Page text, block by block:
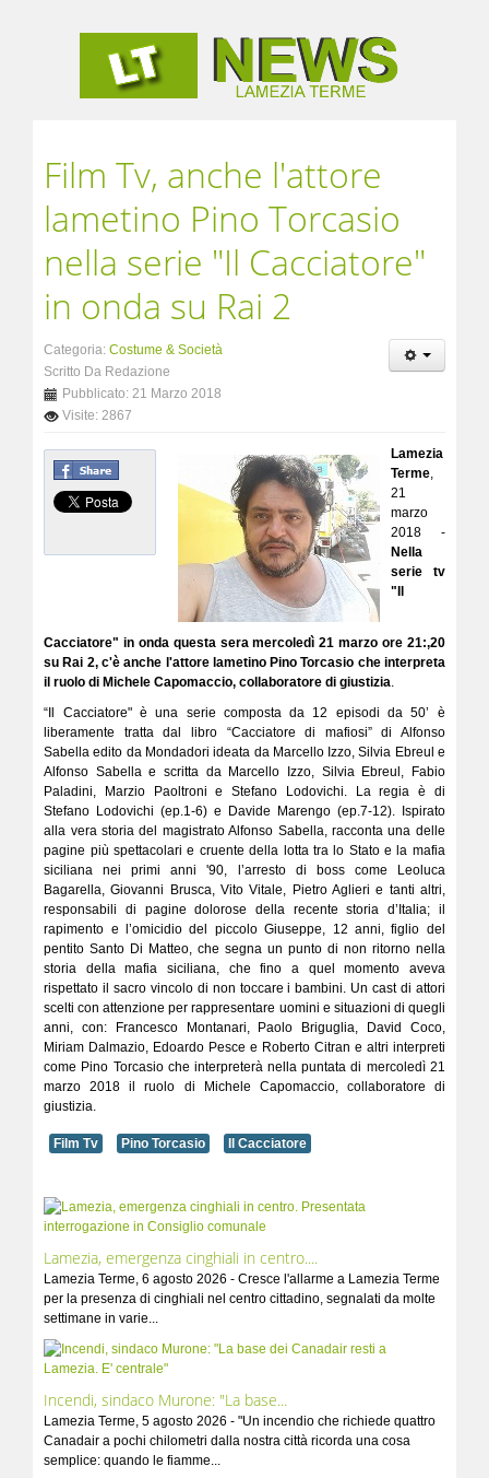
Film Tv, anche l'attore
lametino Pino Torcasio
nella serie "Il Cacciatore"
in onda su Rai 2
Categoria:Costume & Società
Scritto Da Redazione
Pubblicato: 21 Marzo 2018
Visite: 2867
Lamezia
Terme,
21
marzo
2018 -
Nella
serie tv
"Il
Cacciatore" in onda questa sera mercoledì 21 marzo ore 21:,20
su Rai 2, c'è anche l'attore lametino Pino Torcasio che interpreta
il ruolo di Michele Capomaccio, collaboratore di giustizia.
“Il Cacciatore" è una serie composta da 12 episodi da 50’ è
liberamente tratta dal libro “Cacciatore di mafiosi” di Alfonso
Sabella edito da Mondadori ideata da Marcello Izzo, Silvia Ebreul e
Alfonso Sabella e scritta da Marcello Izzo, Silvia Ebreul, Fabio
Paladini, Marzio Paoltroni e Stefano Lodovichi. La regia è di
Stefano Lodovichi (ep.1-6) e Davide Marengo (ep.7-12). Ispirato
alla vera storia del magistrato Alfonso Sabella, racconta una delle
pagine più spettacolari e cruente della lotta tra lo Stato e la mafia
siciliana nei primi anni '90, l’arresto di boss come Leoluca
Bagarella, Giovanni Brusca, Vito Vitale, Pietro Aglieri e tanti altri,
responsabili di pagine dolorose della recente storia d’Italia; il
rapimento e l’omicidio del piccolo Giuseppe, 12 anni, figlio del
pentito Santo Di Matteo, che segna un punto di non ritorno nella
storia della mafia siciliana, che fino a quel momento aveva
rispettato il sacro vincolo di non toccare i bambini. Un cast di attori
scelti con attenzione per rappresentare uomini e situazioni di quegli
anni, con: Francesco Montanari, Paolo Briguglia, David Coco,
Miriam Dalmazio, Edoardo Pesce e Roberto Citran e altri interpreti
come Pino Torcasio che interpreterà nella puntata di mercoledì 21
marzo 2018 il ruolo di Michele Capomaccio, collaboratore di
giustizia.
Film Tv Pino Torcasio Il Cacciatore
Lamezia, emergenza cinghiali in centro....
Lamezia Terme, 6 agosto 2026 - Cresce l'allarme a Lamezia Terme
per la presenza di cinghiali nel centro cittadino, segnalati da molte
settimane in varie...
Incendi, sindaco Murone: "La base...
Lamezia Terme, 5 agosto 2026 - "Un incendio che richiede quattro
Canadair a pochi chilometri dalla nostra città ricorda una cosa
semplice: quando le fiamme...